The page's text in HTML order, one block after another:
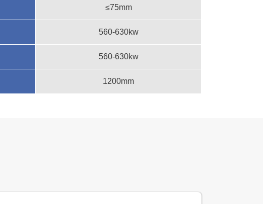
≤75mm
560-630kw
560-630kw
1200mm
生产原料